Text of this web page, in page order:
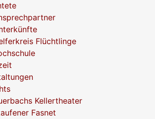
Flüchtlinge
Kellertheater
Fasnet